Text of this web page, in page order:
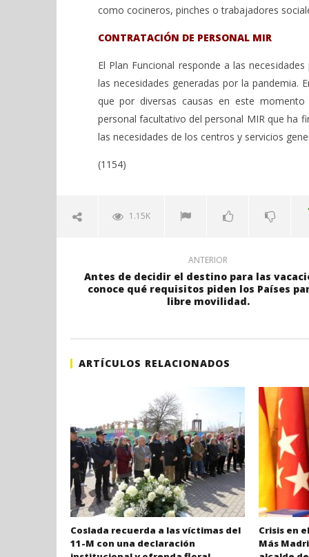
como cocineros, pinches o trabajadores
CONTRATACIÓN DE PERSONAL MIR
El Plan Funcional responde a las
las necesidades generadas por la
que por diversas causas en este
personal facultativo del personal MIR que ha
las necesidades de los centros y servicios
(1154)
1.15K
ANTERIOR
Antes de decidir el destino para las
conoce qué requisitos piden los Países
libre movilidad.
ARTÍCULOS RELACIONADOS
Coslada recuerda a las víctimas del
11-M con una declaración
Crisis en
Más